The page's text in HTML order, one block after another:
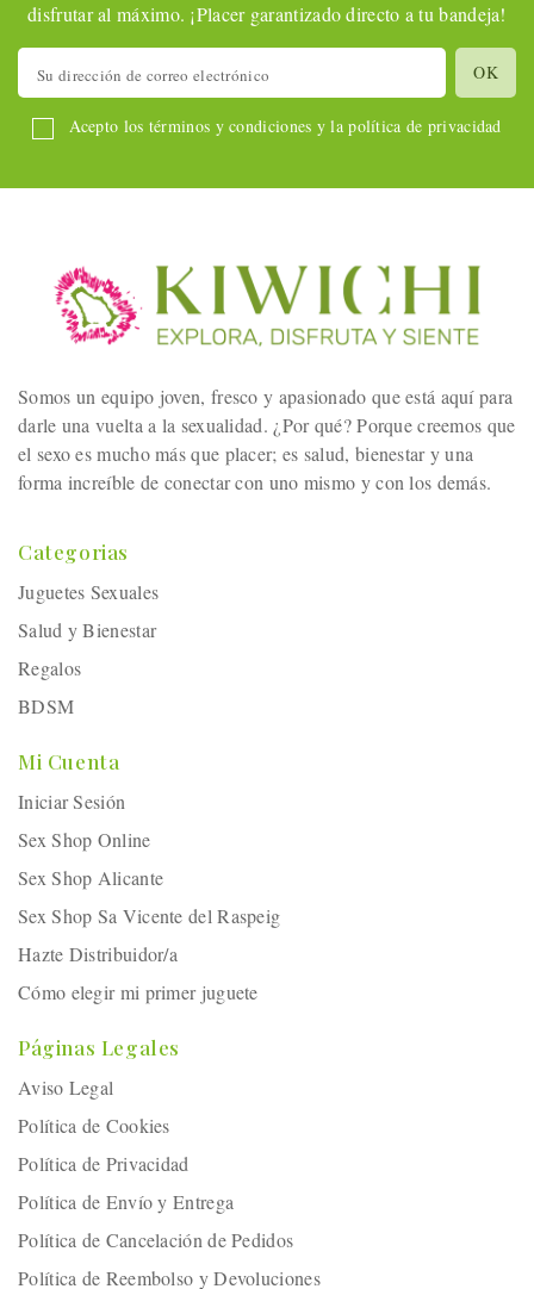
disfrutar al máximo. ¡Placer garantizado directo a tu bandeja!
Acepto los términos y condiciones y la política de privacidad
Somos un equipo joven, fresco y apasionado que está aquí para
darle una vuelta a la sexualidad. ¿Por qué? Porque creemos que
el sexo es mucho más que placer; es salud, bienestar y una
forma increíble de conectar con uno mismo y con los demás.
Categorias
Juguetes Sexuales
Salud y Bienestar
Regalos
BDSM
Mi Cuenta
Iniciar Sesión
Sex Shop Online
Sex Shop Alicante
Sex Shop Sa Vicente del Raspeig
Hazte Distribuidor/a
Cómo elegir mi primer juguete
Páginas Legales
Aviso Legal
Política de Cookies
Política de Privacidad
Política de Envío y Entrega
Política de Cancelación de Pedidos
Política de Reembolso y Devoluciones